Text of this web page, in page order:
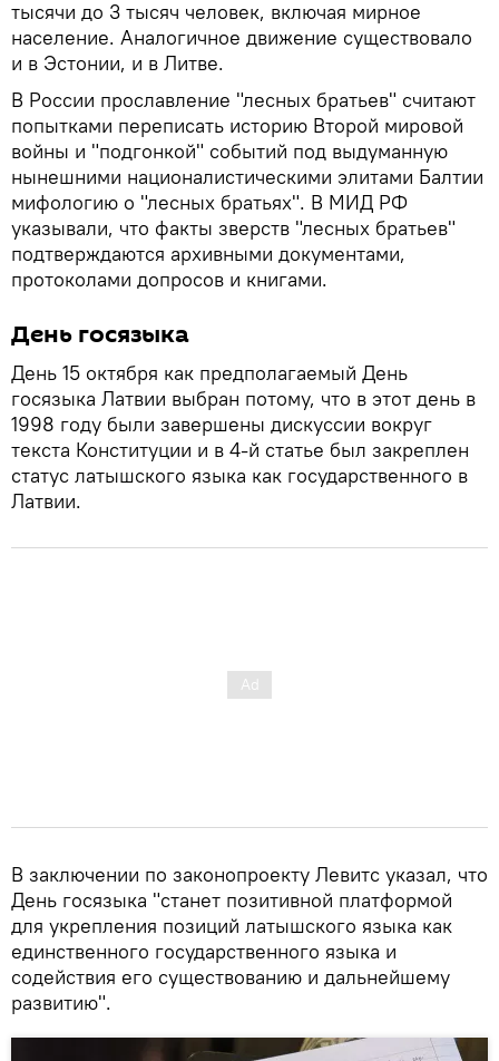
тысячи до 3 тысяч человек, включая мирное
население. Аналогичное движение существовало
и в Эстонии, и в Литве.
В России прославление "лесных братьев" считают
попытками переписать историю Второй мировой
войны и "подгонкой" событий под выдуманную
нынешними националистическими элитами Балтии
мифологию о "лесных братьях". В МИД РФ
указывали, что факты зверств "лесных братьев"
подтверждаются архивными документами,
протоколами допросов и книгами.
День госязыка
День 15 октября как предполагаемый День
госязыка Латвии выбран потому, что в этот день в
1998 году были завершены дискуссии вокруг
текста Конституции и в 4-й статье был закреплен
статус латышского языка как государственного в
Латвии.
В заключении по законопроекту Левитс указал, что
День госязыка "станет позитивной платформой
для укрепления позиций латышского языка как
единственного государственного языка и
содействия его существованию и дальнейшему
развитию".